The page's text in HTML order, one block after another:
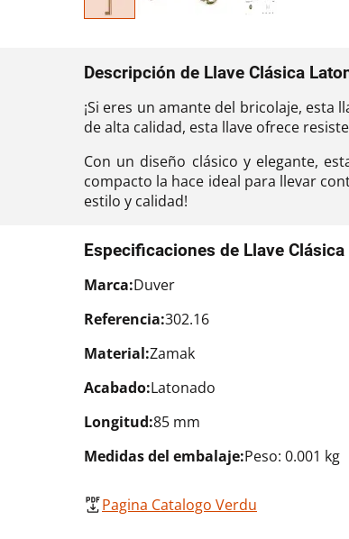
Descripción de Llave Clásica
¡Si eres un amante del bricolaje,
de alta calidad, esta llave ofrece
Con un diseño clásico y elegante,
compacto la hace ideal para llevar
estilo y calidad!
Especificaciones de Llave
Marca:Duver
Referencia:302.16
Material:Zamak
Acabado:Latonado
Longitud:85 mm
Medidas del embalaje:Peso: 0.001 kg
Pagina Catalogo Verdu